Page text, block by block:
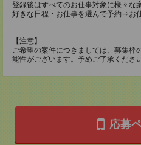
登録後はすべてのお仕事対象に様々な
好きな日程・お仕事を選んで予約⇒お
【注意】
ご希望の案件につきましては、募集枠
能性がございます。予めご了承ください
応募